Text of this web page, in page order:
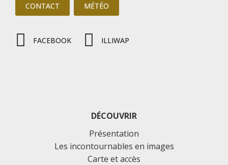
CONTACT MÉTÉO
FACEBOOK ILLIWAP
DÉCOUVRIR
Présentation
Les incontournables en images
Carte et accès